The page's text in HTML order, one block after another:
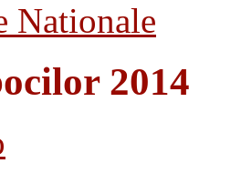
Nationale
2014